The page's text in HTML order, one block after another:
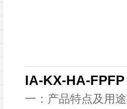
IA-KX-HA-
一：产品特点及用途